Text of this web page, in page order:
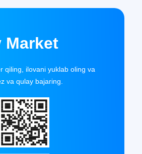
Market
qiling, ilovani yuklab oling va
va qulay bajaring.